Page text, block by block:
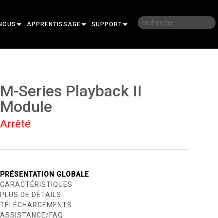
APPRENTISSAGE SUPPORT
PORTAIL CONSULTANTS
M-Series Playback II
Module
Arrêté
PRÉSENTATION GLOBALE
CARACTÉRISTIQUES
PLUS DE DÉTAILS
TÉLÉCHARGEMENTS
ASSISTANCE/FAQ